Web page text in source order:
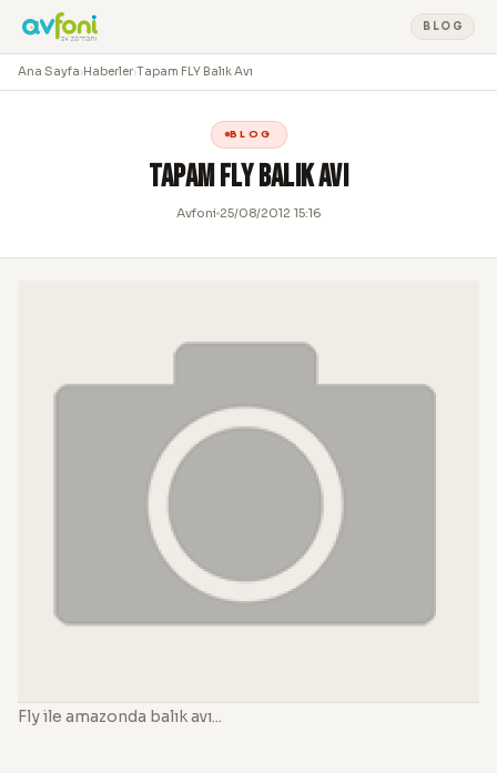
BLOG
Ana Sayfa›Haberler›Tapam FLY Balık Avı
BLOG
Tapam FLY Balık Avı
Avfoni 25/08/2012 15:16
Fly ile amazonda balık avı...